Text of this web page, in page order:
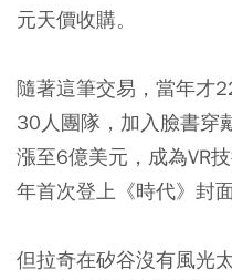
元天價收購。
隨著這筆交易，當年才
30人團隊，加入臉書穿
漲至6億美元，成為VR
年首次登上《時代》封面
但拉奇在矽谷沒有風光